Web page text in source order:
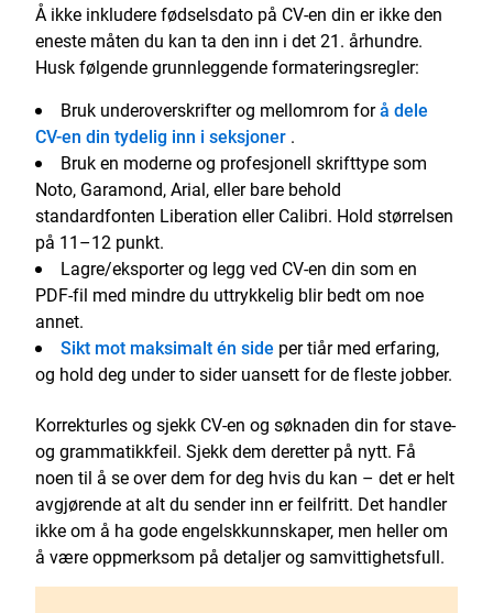
Å ikke inkludere fødselsdato på CV-en din er ikke den
eneste måten du kan ta den inn i det 21. århundre.
Husk følgende grunnleggende formateringsregler:
Bruk underoverskrifter og mellomrom forå dele
CV-en din tydelig inn i seksjoner .
Bruk en moderne og profesjonell skrifttype som
Noto, Garamond, Arial, eller bare behold
standardfonten Liberation eller Calibri. Hold størrelsen
på 11–12 punkt.
Lagre/eksporter og legg ved CV-en din som en
PDF-fil med mindre du uttrykkelig blir bedt om noe
annet.
Sikt mot maksimalt én side per tiår med erfaring,
og hold deg under to sider uansett for de fleste jobber.
Korrekturles og sjekk CV-en og søknaden din for stave-
og grammatikkfeil. Sjekk dem deretter på nytt. Få
noen til å se over dem for deg hvis du kan – det er helt
avgjørende at alt du sender inn er feilfritt. Det handler
ikke om å ha gode engelskkunnskaper, men heller om
å være oppmerksom på detaljer og samvittighetsfull.